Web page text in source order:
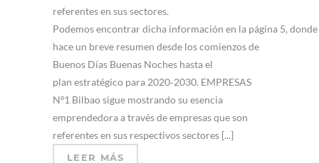
referentes en sus sectores.
Podemos encontrar dicha información en la página 5, donde
hace un breve resumen desde los comienzos de
Buenos Días Buenas Noches hasta el
plan estratégico para 2020‐2030. EMPRESAS
Nº1 Bilbao sigue mostrando su esencia
emprendedora a través de empresas que son
referentes en sus respectivos sectores [...]
LEER MÁS